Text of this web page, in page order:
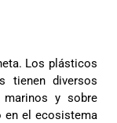
Los plásticos
tienen diversos
y sobre
en el ecosistema